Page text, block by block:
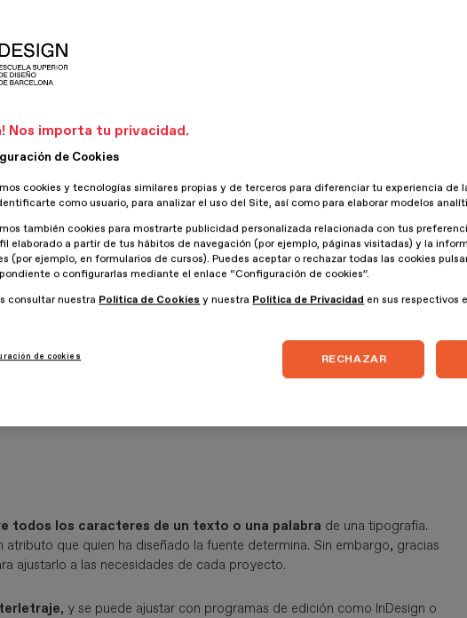
todos los caracteres de un texto o una palabra de una tipografía.
atributo que quien ha diseñado la fuente determina. Sin embargo, gracias
ajustarlo a las necesidades de cada proyecto.
, y se puede ajustar con programas de edición como InDesign o
Nos importa tu privacidad.
de Cookies
cookies y tecnologías similares propias y de terceros para diferenciar tu experiencia de
como usuario, para analizar el uso del Site, así como para elaborar modelos
también cookies para mostrarte publicidad personalizada relacionada con tus
elaborado a partir de tus hábitos de navegación (por ejemplo, páginas visitadas) y la
(por ejemplo, en formularios de cursos). Puedes aceptar o rechazar todas las cookies
o configurarlas mediante el enlace “Configuración de cookies”.
consultar nuestra Política de Cookies y nuestra Política de Privacidad en sus respectivos
de cookies RECHAZAR